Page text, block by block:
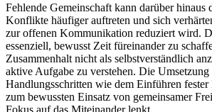
Fehlende Gemeinschaft kann darüber hinaus
Konflikte häufiger auftreten und sich
zur offenen Kommunikation reduziert wird.
essenziell, bewusst Zeit füreinander zu
Zusammenhalt nicht als selbstverständlich
aktive Aufgabe zu verstehen. Die
Handlungsschritten wie dem Einführen
zum bewussten Einsatz von gemeinsamer
Fokus auf das Miteinander lenkt.